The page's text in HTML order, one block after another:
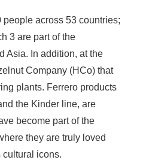
across 53 countries;
3 are part of the
Asia. In addition, at the
Company (HCo) that
plants. Ferrero products
the Kinder line, are
become part of the
they are truly loved
cultural icons.